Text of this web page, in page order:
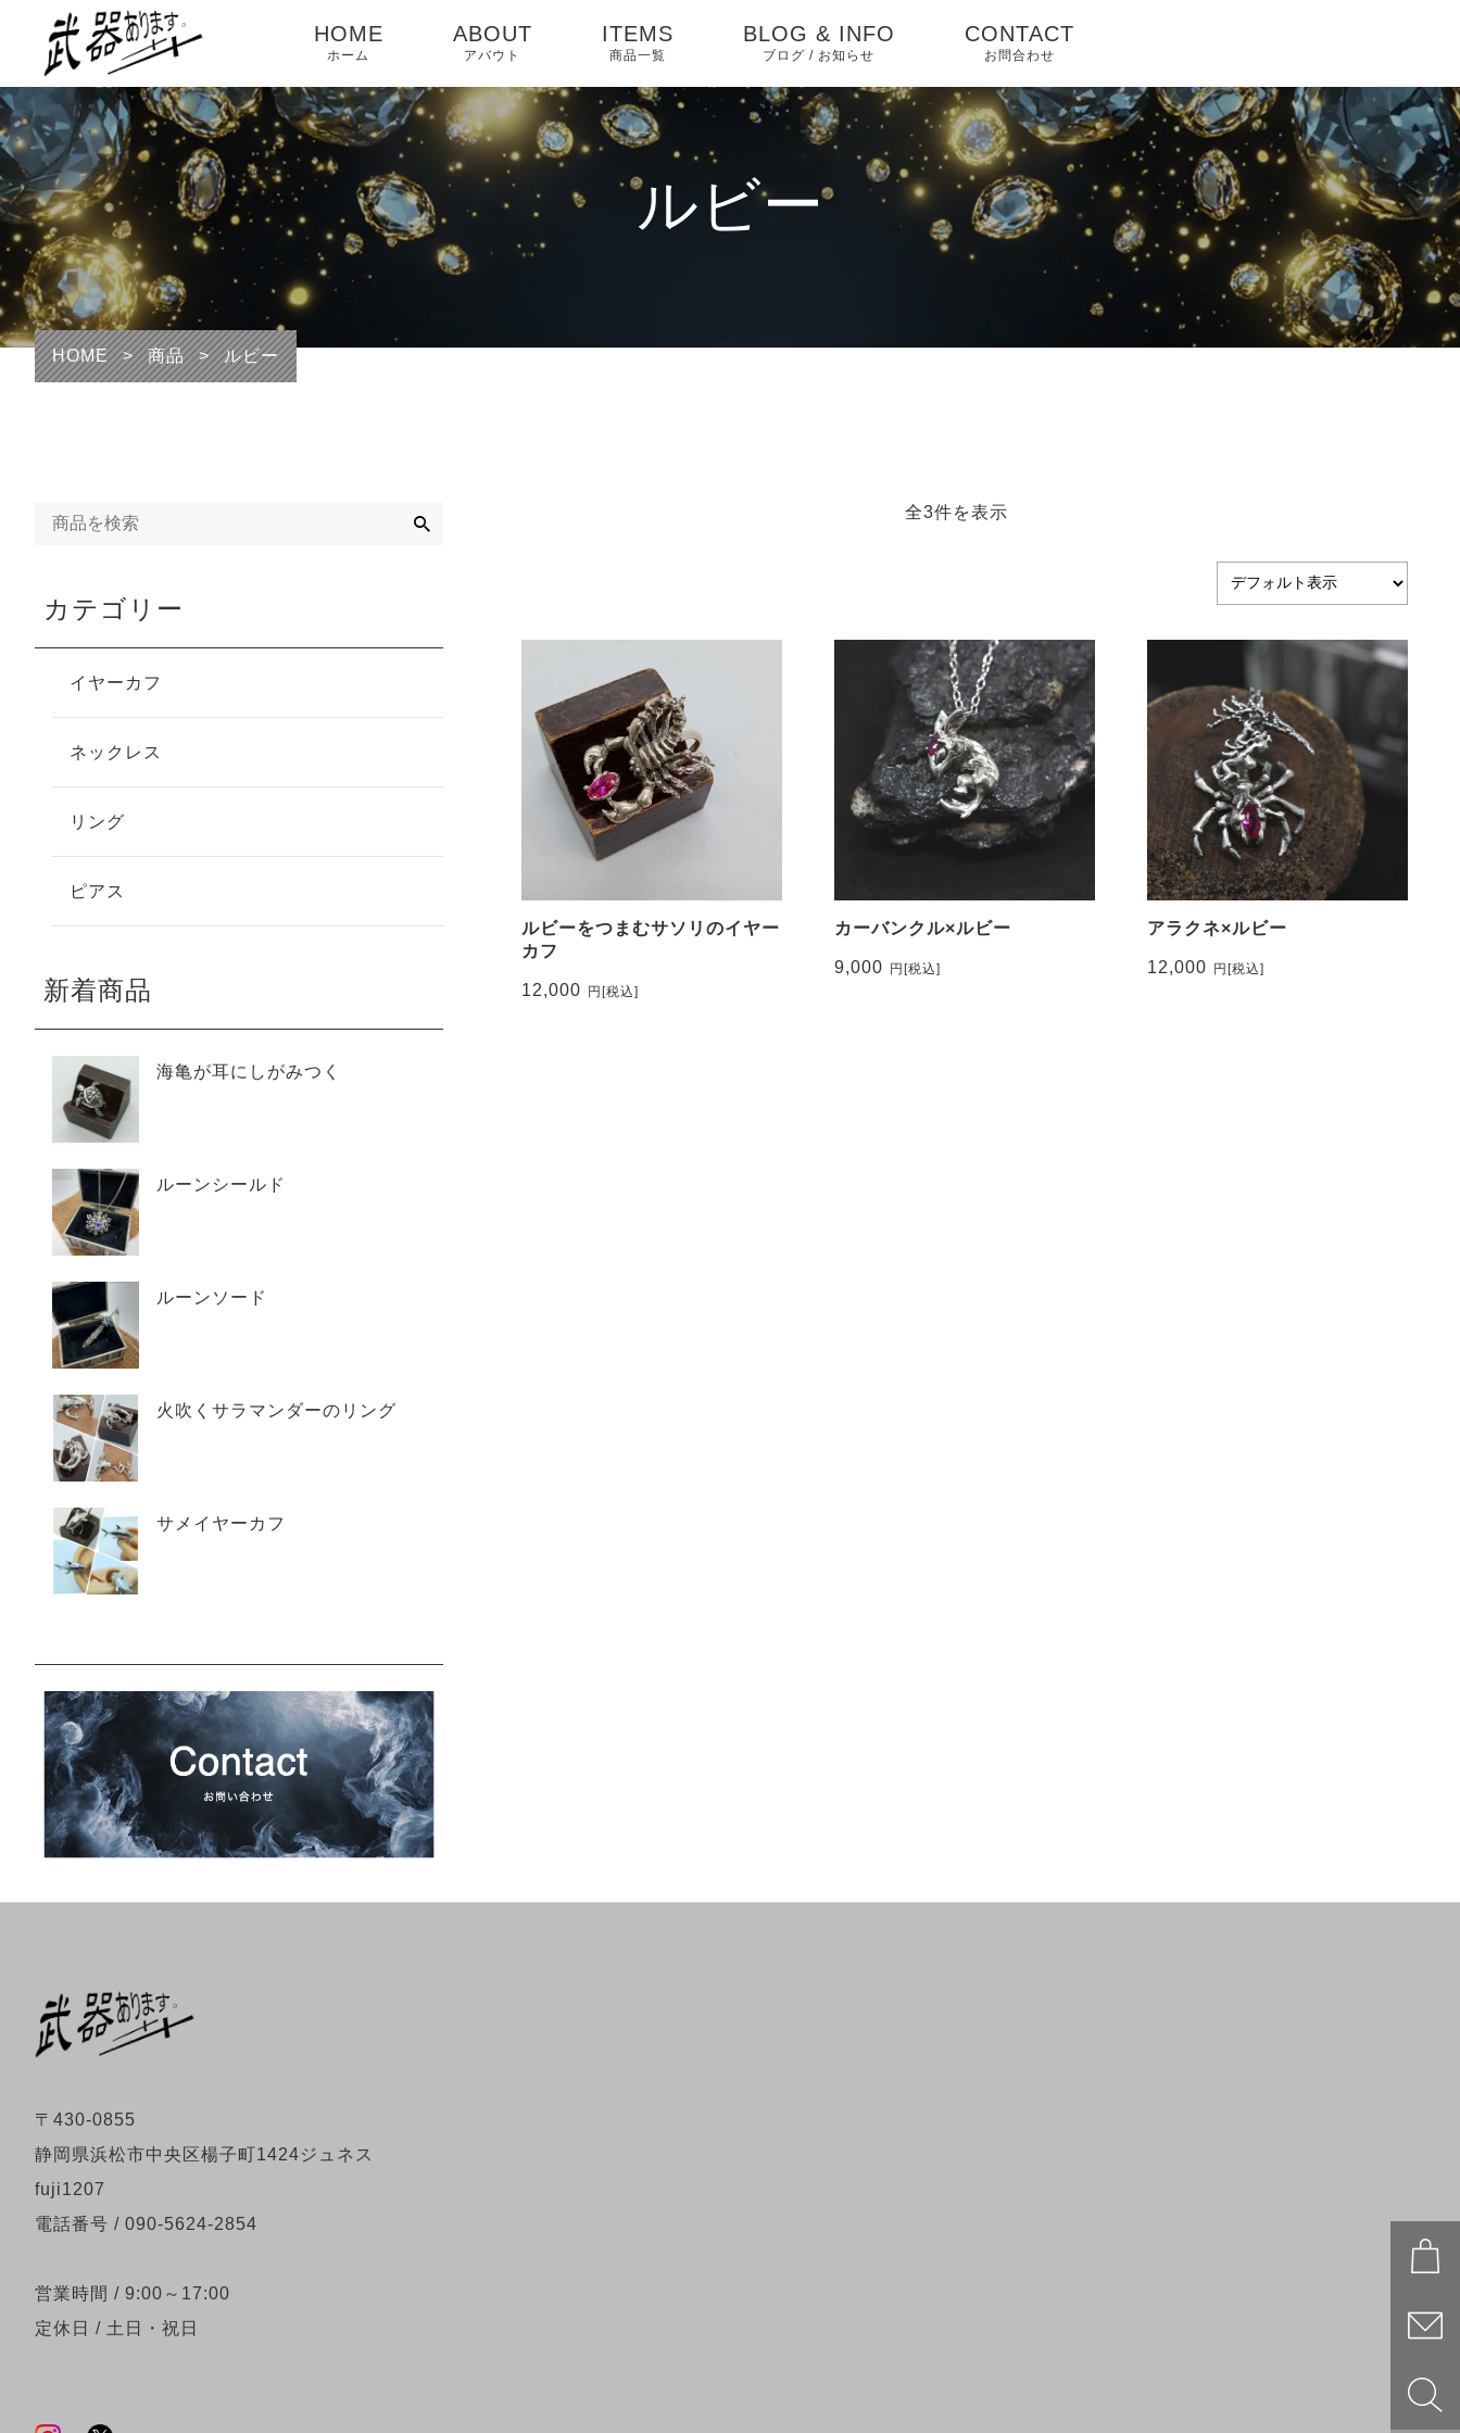
HOME
ホーム
ABOUT
アバウト
ITEMS
商品一覧
BLOG & INFO
ブログ / お知らせ
お知らせ
ブログ
CONTACT
お問合わせ
ルビー
HOME > 商品 > ルビー
全3件を表示
ルビーをつまむサソリのイヤー
カフ
12,000 円[税込]
カーバンクル×ルビー
9,000 円[税込]
アラクネ×ルビー
12,000 円[税込]
カテゴリー
イヤーカフ
ネックレス
リング
ピアス
新着商品
海亀が耳にしがみつく
ルーンシールド
ルーンソード
火吹くサラマンダーのリング
サメイヤーカフ
〒430-0855
静岡県浜松市中央区楊子町1424ジュネス
fuji1207
電話番号 / 090-5624-2854
営業時間 / 9:00～17:00
定休日 / 土日・祝日